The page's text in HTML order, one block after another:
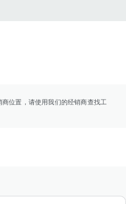
位置，请使用我们的经销商查找工